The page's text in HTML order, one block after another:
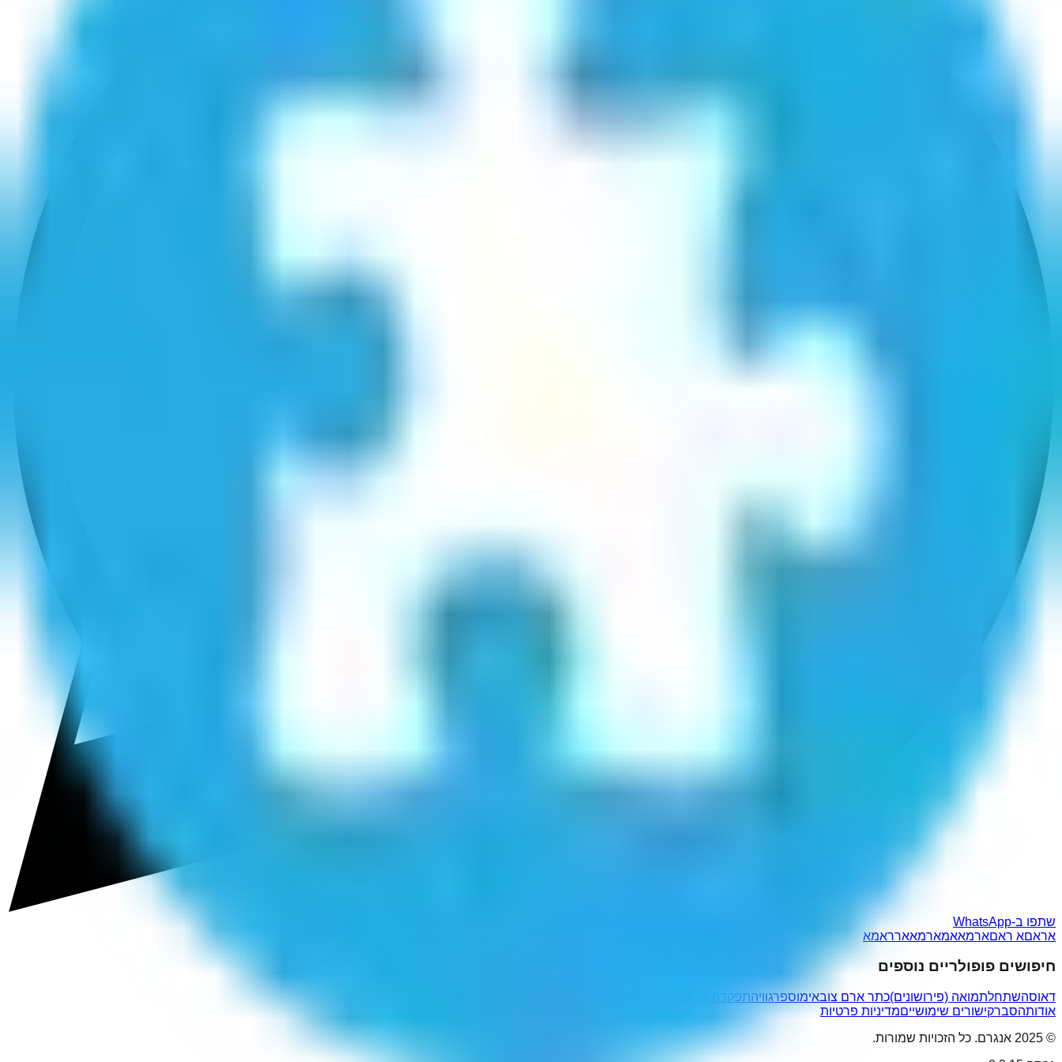
שתפו ב-WhatsApp
אראםא ראםארמאאמארמאארראמא
חיפושים פופולריים נוספים
דאוסהשתחלתמואה (פירושונים)כתר ארם צובאימוספרגוויהתפקדתי
אודותהסברקישורים שימושייםמדיניות פרטיות
© 2025 אנגרם. כל הזכויות שמורות.